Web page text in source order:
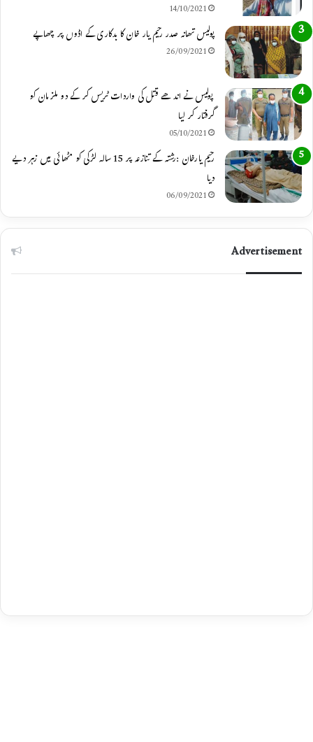
m
14/10/2021
پولیس تھانہ صدر رحیم یار خان کا بدکاری کے اڈوں پر چھاپے
26/09/2021
پولیس نے اندھے قتل کی واردات ٹریس کر کے دو ملزمان کو
گرفتار کر لیا
05/10/2021
رحیم یارخان :رشتہ کے تنازعہ پر 15 سالہ لڑکی کو مٹھائی میں زہر دیے
دیا
06/09/2021
Advertisement